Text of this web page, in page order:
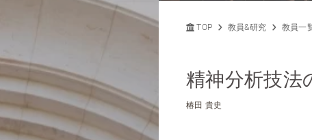
TOP 教員&研究 教員一
精神分析技法
椿田 貴史